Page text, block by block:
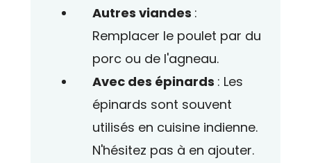
Autres viandes :
Remplacer le poulet par du
porc ou de l'agneau.
Avec des épinards : Les
épinards sont souvent
utilisés en cuisine indienne.
N'hésitez pas à en ajouter.